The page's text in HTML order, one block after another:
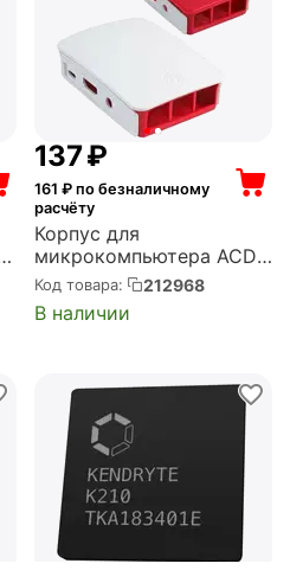
‍137‍₽
161 ₽ по безналичному
расчёту
Корпус для
микрокомпьютера ACD
Red+White ABS Plastic
case for Raspberry Pi 3
(RA129)
Код товара: 212968
В наличии